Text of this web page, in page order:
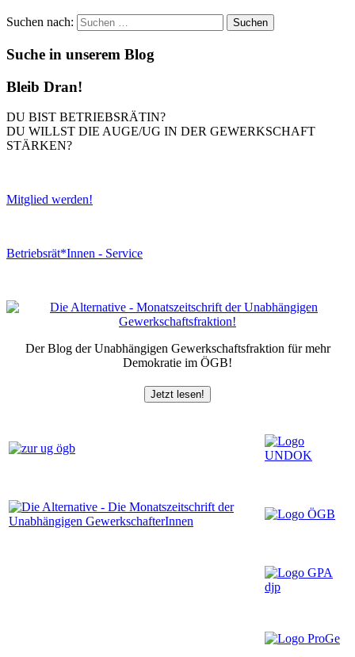
Suchen nach:
Suche in unserem Blog
Bleib Dran!
DU BIST BETRIEBSRÄTIN?
DU WILLST DIE AUGE/UG IN DER GEWERKSCHAFT
STÄRKEN?
Mitglied werden!
Betriebsrät*Innen - Service
Der Blog der Unabhängigen Gewerkschaftsfraktion für mehr
Demokratie im ÖGB!
Jetzt lesen!